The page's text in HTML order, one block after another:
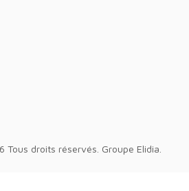
Tous droits réservés. Groupe Elidia